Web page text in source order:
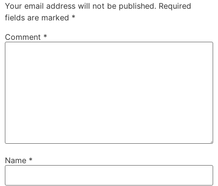
Your email address will not be published. Required
fields are marked *
Comment *
Name *